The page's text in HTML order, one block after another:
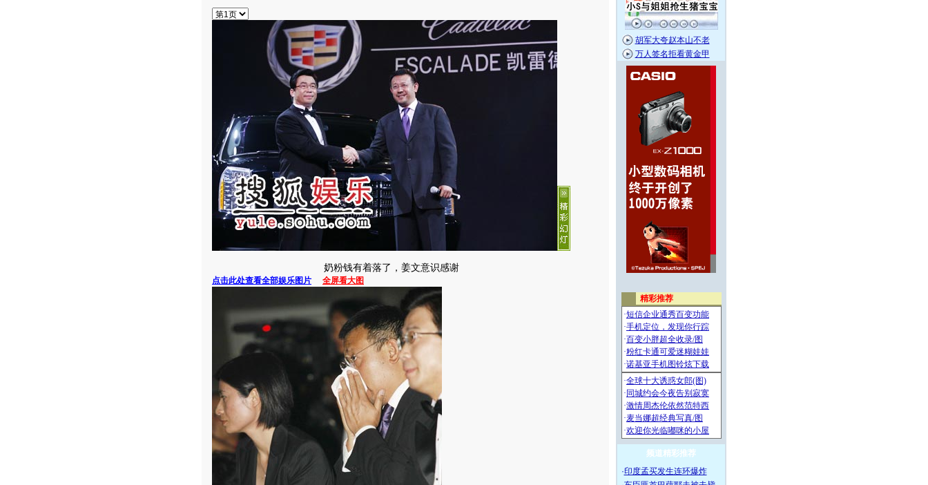
奶粉钱有着落了，姜文意识感谢
点击此处查看全部娱乐图片 全屏看大图
胡军大夸赵本山不老
万人签名拒看黄金甲
频道精彩推荐
·印度孟买发生连环爆炸